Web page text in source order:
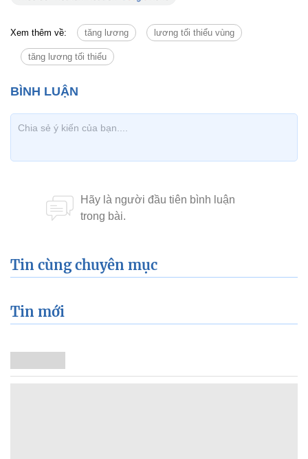
Xem thêm về: tăng lương lương tối thiểu vùng
tăng lương tối thiểu
Tin cùng chuyên mục
Tin mới